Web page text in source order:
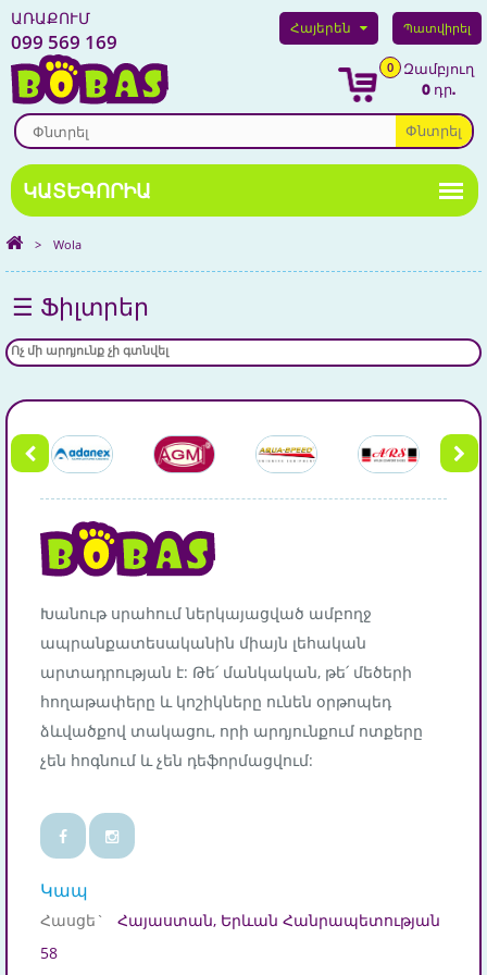
ԱՌԱՔՈՒՄ
099 569 169
Հայերեն Պատվիրել
Փնտրել
0
Զամբյուղ
0 դր.
> Wola
☰ Ֆիլտրեր
Ոչ մի արդյունք չի գտնվել
Խանութ սրահում ներկայացված ամբողջ
ապրանքատեսականին միայն լեհական
արտադրության է: Թե՛ մանկական, թե՛ մեծերի
հողաթափերը և կոշիկները ունեն օրթոպեդ
ձևվածքով տակացու, որի արդյունքում ոտքերը
չեն հոգնում և չեն դեֆորմացվում:
Կապ
Հասցե`
Հայաստան, Երևան Հանրապետության
58